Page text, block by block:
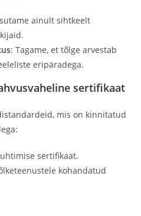
ainult sihtkeelt
: Tagame, et tõlge arvestab
eripäradega.
sertifikaat
mis on kinnitatud
sertifikaat.
kohandatud